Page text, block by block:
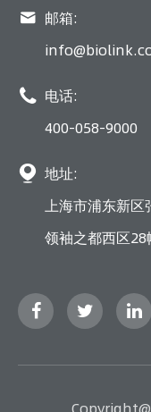
 邮箱:
 电话:
400-058-9000
 地址:
上海市浦东新区
领袖之都西区28